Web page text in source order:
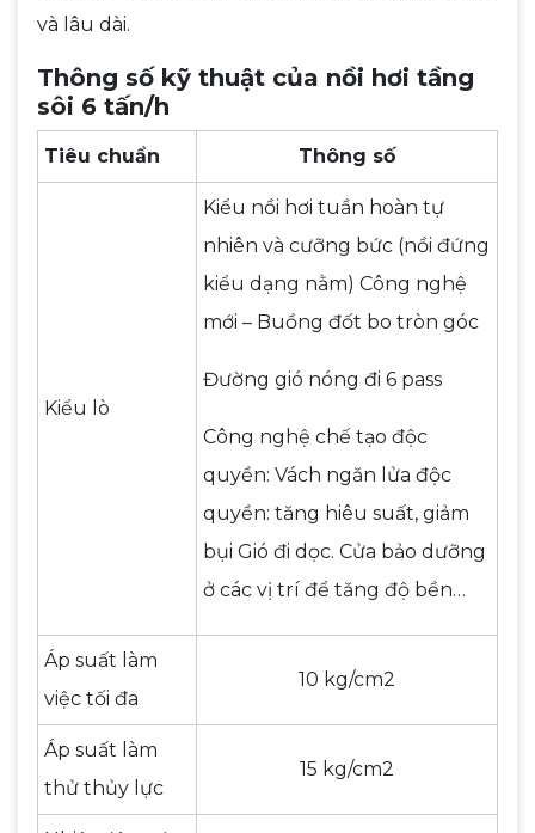
và lâu dài.
Thông số kỹ thuật của nồi hơi tầng
sôi 6 tấn/h
Tiêu chuẩn Thông số
Kiểu lò
Kiểu nồi hơi tuần hoàn tự
nhiên và cưỡng bức (nồi đứng
kiểu dạng nằm) Công nghệ
mới – Buồng đốt bo tròn góc
Đường gió nóng đi 6 pass
Công nghệ chế tạo độc
quyền: Vách ngăn lửa độc
quyền: tăng hiêu suất, giảm
bụi Gió đi dọc. Cửa bảo dưỡng
ở các vị trí để tăng độ bền…
Áp suất làm
việc tối đa
10 kg/cm2
Áp suất làm
thử thủy lực
15 kg/cm2